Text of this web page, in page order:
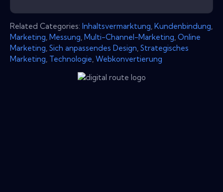
Related Categories: Inhaltsvermarktung Kundenbindung
Marketing Messung Multi-Channel-Marketing Online
Marketing Sich anpassendes Design Strategisches
Marketing Technologie Webkonvertierung